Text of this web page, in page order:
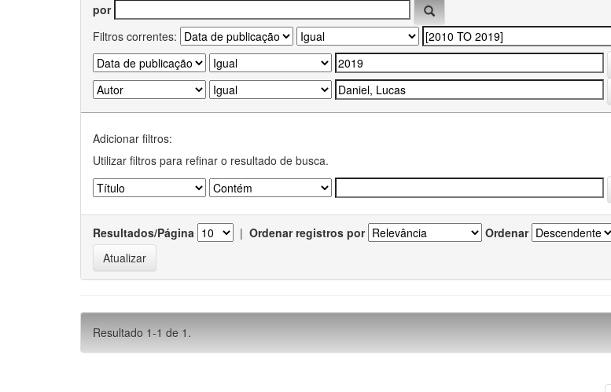
por
Filtros correntes:
Adicionar filtros:
Utilizar filtros para refinar o resultado de busca.
Resultados/Página | Ordenar registros por Ordenar
Resultado 1-1 de 1.